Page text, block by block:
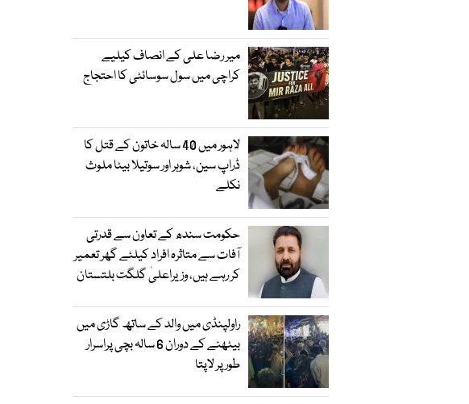
میر رضا علی کے انصاف کیلیے
کراچی میں سول سوسائٹی کا احتجاج
لاہور میں 40 سالہ خاتون کے قتل کا
ڈراپ سین، شوہر اور سوتیلا بیٹا ملوث
نکلے
حکومت سندھ کے تعاون سے قدرتی
آفات سے متاثرہ افراد کیلئے گھر تعمیر
کر رہے ہیں، وزیراعلیٰ گلگت بلتستان
راولپنڈی میں والد کے ساتھ گاڑی میں
بیٹھنے کے دوران 6 سالہ بچی پراسرار
طور پر لاپتا